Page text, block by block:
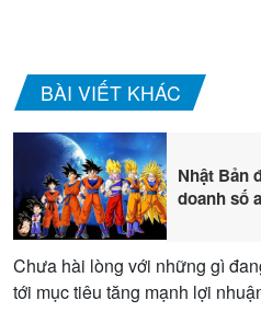
BÀI VIẾT KHÁC
Nhật Bản
doanh số
Chưa hài lòng với những gì
tới mục tiêu tăng mạnh lợi